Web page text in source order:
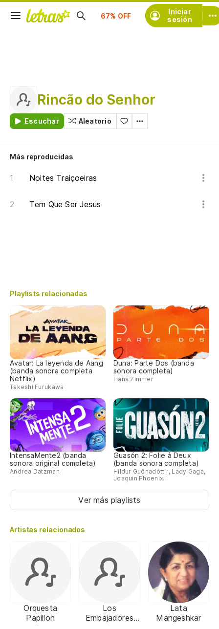
Iniciar
sesión
Suscríbete
Rincão do Senhor
Escuchar Aleatorio
Más reproducidas
Noites Traiçoeiras
Tem Que Ser Jesus
Playlists relacionadas
Avatar: La leyenda de Aang
(banda sonora completa
Netflix)
Takeshi Furukawa
Duna: Parte Dos (banda
sonora completa)
Hans Zimmer
IntensaMente2 (banda
sonora original completa)
Andrea Datzman
Guasón 2: Folie à Deux
(banda sonora completa)
Hildur Guðnadóttir, Lady Gaga,
Joaquin Phoenix...
Ver más playlists
Artistas relacionados
Orquesta
Papillon
Los
Embajadores
Lata
Mangeshkar